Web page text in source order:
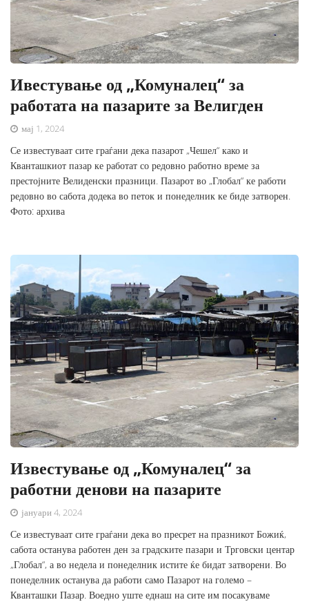
Ивестување од „Комуналец“ за
работата на пазарите за Велигден
мај 1, 2024
Се известуваат сите граѓани дека пазарот „Чешел“ како и
Кванташкиот пазар ке работат со редовно работно време за
престојните Велиденски празници. Пазарот во „Глобал“ ке работи
редовно во сабота додека во петок и понеделник ке биде затворен.
Фото: архива
Известување од „Комуналец“ за
работни денови на пазарите
јануари 4, 2024
Се известуваат сите граѓани дека во пресрет на празникот Божиќ,
сабота останува работен ден за градските пазари и Трговски центар
„Глобал“, а во недела и понеделник истите ќе бидат затворени. Во
понеделник останува да работи само Пазарот на големо –
Кванташки Пазар. Воедно уште еднаш на сите им посакуваме